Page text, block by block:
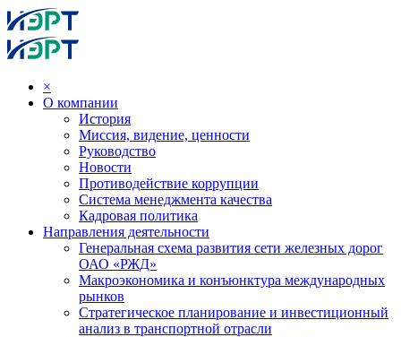
×
О компании
История
Миссия, видение, ценности
Руководство
Новости
Противодействие коррупции
Система менеджмента качества
Кадровая политика
Направления деятельности
Генеральная схема развития сети железных дорог
ОАО «РЖД»
Макроэкономика и конъюнктура международных
рынков
Стратегическое планирование и инвестиционный
анализ в транспортной отрасли